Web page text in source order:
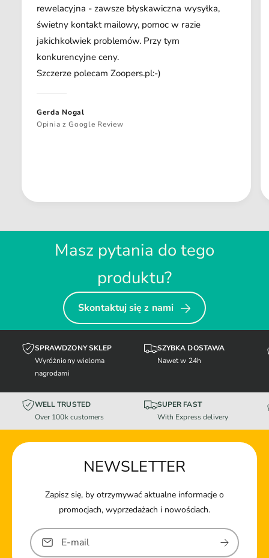
rewelacyjna - zawsze błyskawiczna wysyłka,
świetny kontakt mailowy, pomoc w razie
jakichkolwiek problemów. Przy tym
konkurencyjne ceny.
Szczerze polecam Zoopers.pl:-)
Gerda Nogal
Opinia z Google Review
Masz pytania do tego
produktu?
Skontaktuj się z nami
SPRAWDZONY SKLEP
Wyróżniony wieloma
nagrodami
SZYBKA DOSTAWA
Nawet w 24h
WELL TRUSTED
Over 100k customers
SUPER FAST
With Express delivery
NEWSLETTER
Zapisz się, by otrzymywać aktualne informacje o
promocjach, wyprzedażach i nowościach.
E-mail